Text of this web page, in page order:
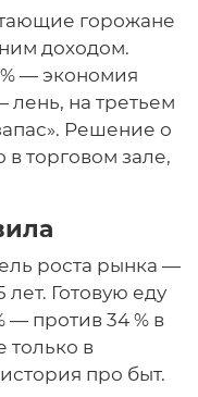
горожане
доходом.
— экономия
на третьем
Решение о
торговом зале,
роста рынка —
Готовую еду
— против 34 % в
только в
про быт.